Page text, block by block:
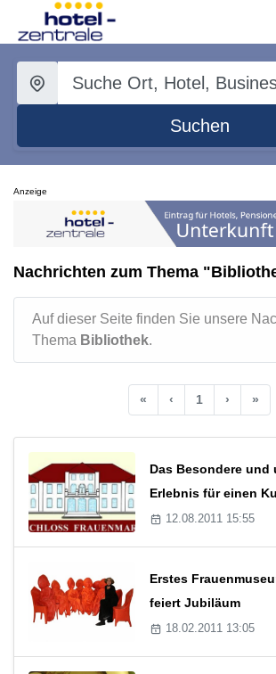
Suchen
Anzeige
Nachrichten zum Thema
Auf dieser Seite finden Sie unsere
Thema Bibliothek.
« ‹ 1 › »
Das Besondere
Erlebnis für einen
12.08.2011 15:55
Erstes
feiert Jubiläum
18.02.2011 13:05